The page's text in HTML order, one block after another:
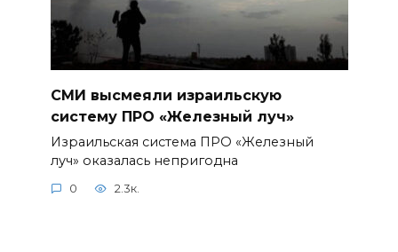
СМИ высмеяли израильскую
систему ПРО «Железный луч»
Израильская система ПРО «Железный
луч» оказалась непригодна
0 2.3к.